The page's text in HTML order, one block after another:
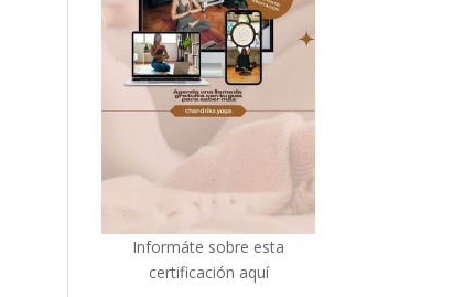
Informáte sobre esta
certificación aquí